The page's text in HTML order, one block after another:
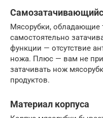
Мясорубки, обладающие
самостоятельно
функции — отсутствие
ножа. Плюс — вам не
затачивать нож
продуктов.
Материал корпуса